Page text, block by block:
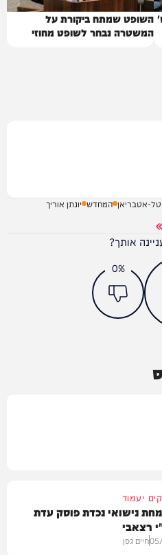
השופט שמתח ביקורת על
המשטרה נבחר לשופט מחוזי
אטבריאן המחדש יונתן אוריך
אותך?
0%
יעמוד
נישואי נכדת פוסק עדת
רצאבי
חיים גפן